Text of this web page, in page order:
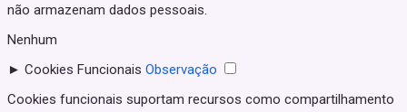
não armazenam dados pessoais.
Nenhum
► Cookies Funcionais Observação
Cookies funcionais suportam recursos como compartilhamento